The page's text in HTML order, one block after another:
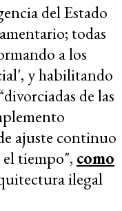
del Estado
todas
a los
y habilitando
de las
ajuste continuo
el tiempo", como
ilegal